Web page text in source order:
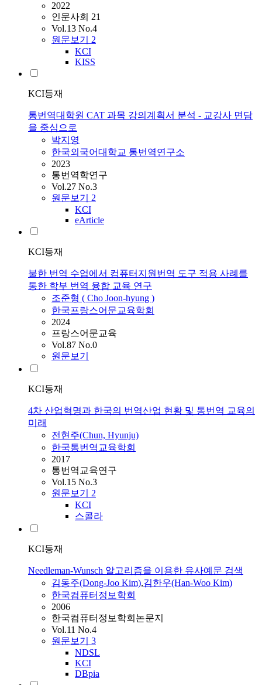
2022
인문사회 21
Vol.13 No.4
원문보기 2
KCI
KISS
KCI등재
통번역대학원 CAT 과목 강의계획서 분석 - 교강사 면담
을 중심으로
박지영
한국외국어대학교 통번역연구소
2023
통번역학연구
Vol.27 No.3
원문보기 2
KCI
eArticle
KCI등재
불한 번역 수업에서 컴퓨터지원번역 도구 적용 사례를
통한 학부 번역 융합 교육 연구
조준형 ( Cho Joon-hyung )
한국프랑스어문교육학회
2024
프랑스어문교육
Vol.87 No.0
원문보기
KCI등재
4차 산업혁명과 한국의 번역산업 현황 및 통번역 교육의
미래
전현주(Chun, Hyunju)
한국통번역교육학회
2017
통번역교육연구
Vol.15 No.3
원문보기 2
KCI
스콜라
KCI등재
Needleman-Wunsch 알고리즘을 이용한 유사예문 검색
김동주(Dong-Joo Kim),김한우(Han-Woo Kim)
한국컴퓨터정보학회
2006
한국컴퓨터정보학회논문지
Vol.11 No.4
원문보기 3
NDSL
KCI
DBpia